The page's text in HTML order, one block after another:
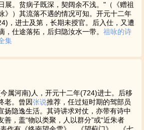
展。贫病子既深，契阔余不浅。"（《赠祖
》）其流落不遇的情况可知。开元十二年
，进士及第，长期未授官。后入仕，又遭
，仕途落拓，后归隐汝水一带。 祖咏的诗
集
属河南)人，开元十二年(724)进士。后移
老。曾因张说推荐，任过短时期的驾部员
扬隐逸生活。其诗讲求对仗，亦带有诗中
善，盖“物以类聚，人以群分”或“近朱者